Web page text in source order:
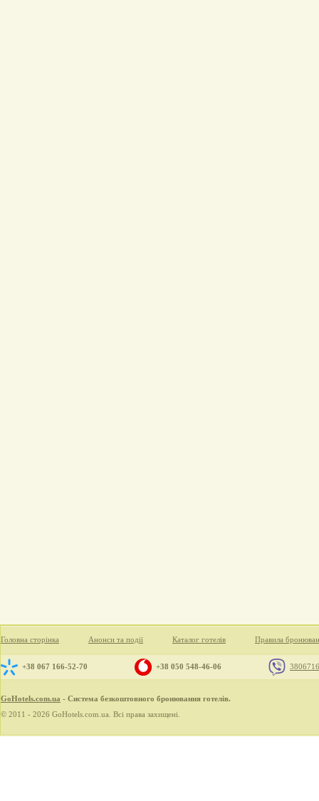
Головна сторінка Анонси та події Каталог готелів Правила
+38 067 166-52-70 +38 050 548-46-06
GoHotels.com.ua - Система безкоштовного бронювання готелів.
© 2011 - 2026 GoHotels.com.ua. Всі права захищені.